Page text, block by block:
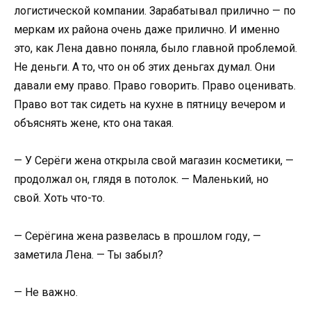
логистической компании. Зарабатывал прилично — по
меркам их района очень даже прилично. И именно
это, как Лена давно поняла, было главной проблемой.
Не деньги. А то, что он об этих деньгах думал. Они
давали ему право. Право говорить. Право оценивать.
Право вот так сидеть на кухне в пятницу вечером и
объяснять жене, кто она такая.
— У Серёги жена открыла свой магазин косметики, —
продолжал он, глядя в потолок. — Маленький, но
свой. Хоть что-то.
— Серёгина жена развелась в прошлом году, —
заметила Лена. — Ты забыл?
— Не важно.